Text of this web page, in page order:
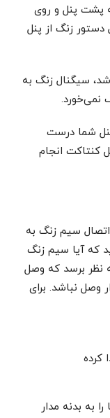
پشت پنل و روی
دستور زنگ از پنل
سیگنال زنگ به
نمی‌خورد.
شما درست
کنتاکت انجام
سیم زنگ به
که آیا سیم زنگ
برسد که وصل
نباشد. برای
کرده
به بدنه مدار